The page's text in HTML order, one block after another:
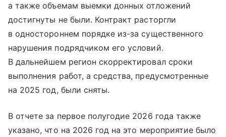
а также объемам выемки донных отложений
достигнуты не были. Контракт расторгли
в одностороннем порядке из-за существенного
нарушения подрядчиком его условий.
В дальнейшем регион скорректировал сроки
выполнения работ, а средства, предусмотренные
на 2025 год, были сняты.
В отчете за первое полугодие 2026 года также
указано, что на 2026 год на это мероприятие было